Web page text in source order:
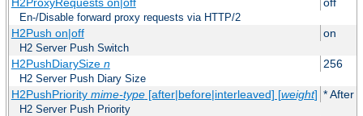
En-/Disable forward proxy requests via HTTP/2
H2Push on|off on
H2 Server Push Switch
H2PushDiarySize n 256
H2 Server Push Diary Size
H2PushPriority mime-type[after|before|interleaved] [weight] * After
H2 Server Push Priority